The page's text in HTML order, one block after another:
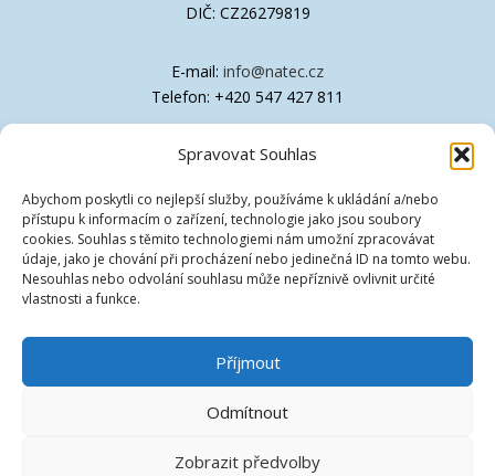
Spravovat Souhlas
Abychom poskytli co nejlepší služby, používáme k ukládání a/nebo
přístupu k informacím o zařízení, technologie jako jsou soubory
cookies. Souhlas s těmito technologiemi nám umožní zpracovávat
údaje, jako je chování při procházení nebo jedinečná ID na tomto webu.
Nesouhlas nebo odvolání souhlasu může nepříznivě ovlivnit určité
vlastnosti a funkce.
Příjmout
Odmítnout
Zobrazit předvolby
DIČ: CZ26279819
E-mail: info@natec.cz
Telefon: +420 547 427 811
Společnost je zapsána v OR Krajského soudu
Technická podpora
Ovladače